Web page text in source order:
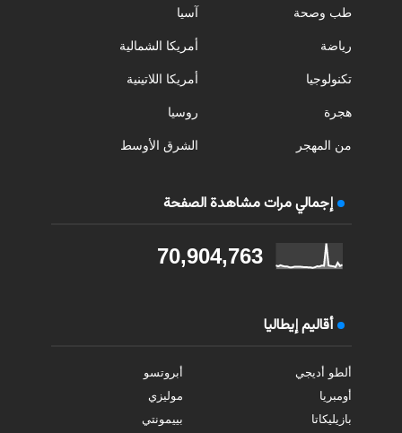
طب وصحة
رياضة
تكنولوجيا
هجرة
من المهجر
آسيا
أمريكا الشمالية
أمريكا اللاتينية
روسيا
الشرق الأوسط
إجمالي مرات مشاهدة الصفحة
70,904,763
أقاليم إيطاليا
ألطو أديجي
أبروتسو
أومبريا
موليزي
بازيليكاتا
بييمونتي